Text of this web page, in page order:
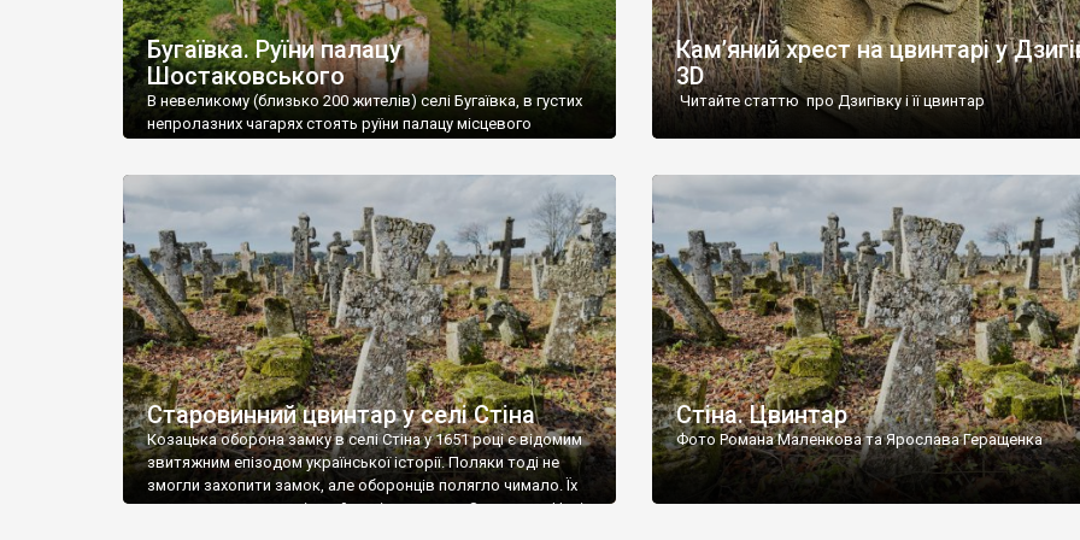
Бугаївка. Руїни палацу
Шостаковського
В невеликому (близько 200 жителів) селі Бугаївка, в густих
непролазних чагарях стоять руїни палацу місцевого
потім клуб, ще пізніше – гуртожиток. У 60-х роках минулого
століття тут розмістили туберкульозну лікарню. Коли із
палацу виїхала лікарня – ми точно не […]
Кам’яний хрест на цвинтарі у
3D
Читайте статтю про Дзигівку і її цвинтар
Старовинний цвинтар у селі Стіна
Козацька оборона замку в селі Стіна у 1651 році є відомим
звитяжним епізодом української історії. Поляки тоді не
змогли захопити замок, але оборонців полягло чимало. Їх
поховали на цвинтарі, який тоді називався Замковим. Нині
Стіна. Цвинтар
Фото Романа Маленкова та Ярослава Геращенка